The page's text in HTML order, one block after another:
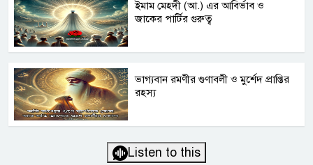
ইমাম মেহদী (আ.) এর আবির্ভাব ও
জাকের পার্টির গুরুত্ব
ভাগ্যবান রমণীর গুণাবলী ও মুর্শেদ প্রাপ্তির
রহস্য
Listen to this